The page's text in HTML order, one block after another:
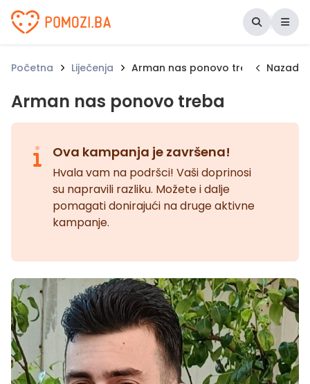
Udruženje Pomozi.ba
Početna Liječenja Arman nas ponovo treba Nazad
Arman nas ponovo treba
Ova kampanja je završena!
Hvala vam na podršci! Vaši doprinosi
su napravili razliku. Možete i dalje
pomagati donirajući na druge aktivne
kampanje.